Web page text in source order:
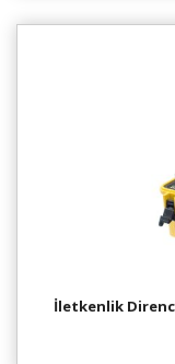
İletkenlik